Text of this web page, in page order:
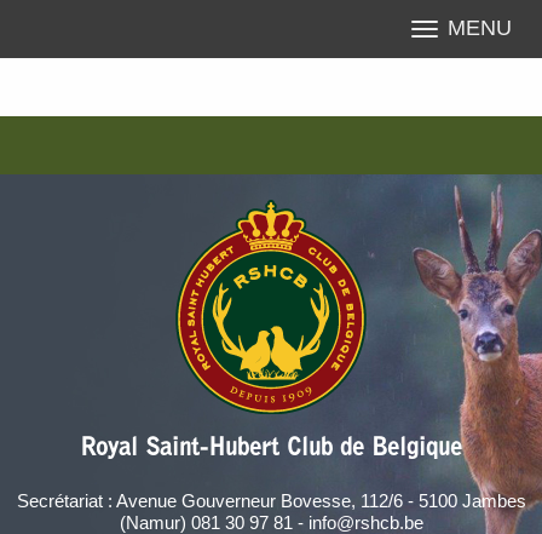
MENU
Royal Saint-Hubert Club de Belgique
Secrétariat : Avenue Gouverneur Bovesse, 112/6 - 5100 Jambes
(Namur) 081 30 97 81 - info@rshcb.be